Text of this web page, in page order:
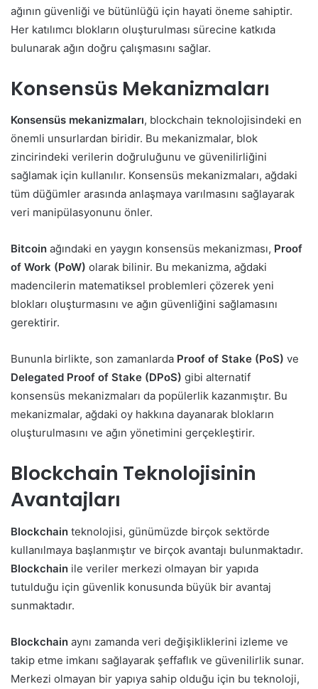
ağının güvenliği ve bütünlüğü için hayati öneme sahiptir.
Her katılımcı blokların oluşturulması sürecine katkıda
bulunarak ağın doğru çalışmasını sağlar.
Konsensüs Mekanizmaları
Konsensüs mekanizmaları, blockchain teknolojisindeki en
önemli unsurlardan biridir. Bu mekanizmalar, blok
zincirindeki verilerin doğruluğunu ve güvenilirliğini
sağlamak için kullanılır. Konsensüs mekanizmaları, ağdaki
tüm düğümler arasında anlaşmaya varılmasını sağlayarak
veri manipülasyonunu önler.
Bitcoin ağındaki en yaygın konsensüs mekanizması, Proof
of Work (PoW) olarak bilinir. Bu mekanizma, ağdaki
madencilerin matematiksel problemleri çözerek yeni
blokları oluşturmasını ve ağın güvenliğini sağlamasını
gerektirir.
Bununla birlikte, son zamanlarda Proof of Stake (PoS) ve
Delegated Proof of Stake (DPoS) gibi alternatif
konsensüs mekanizmaları da popülerlik kazanmıştır. Bu
mekanizmalar, ağdaki oy hakkına dayanarak blokların
oluşturulmasını ve ağın yönetimini gerçekleştirir.
Blockchain Teknolojisinin
Avantajları
Blockchain teknolojisi, günümüzde birçok sektörde
kullanılmaya başlanmıştır ve birçok avantajı bulunmaktadır.
Blockchain ile veriler merkezi olmayan bir yapıda
tutulduğu için güvenlik konusunda büyük bir avantaj
sunmaktadır.
Blockchain aynı zamanda veri değişikliklerini izleme ve
takip etme imkanı sağlayarak şeffaflık ve güvenilirlik sunar.
Merkezi olmayan bir yapıya sahip olduğu için bu teknoloji,